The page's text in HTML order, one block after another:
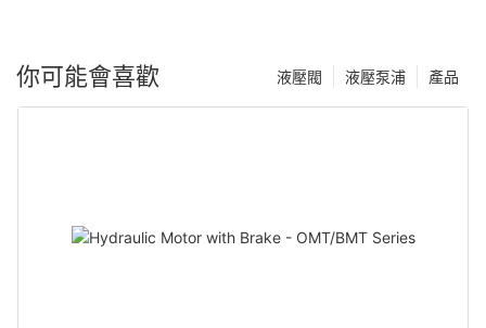
你可能會喜歡 產品
液壓泵浦
液壓閥